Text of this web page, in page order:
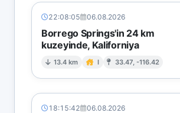
22:08:05 06.08.2026
Borrego Springs'in 24 km
kuzeyinde, Kaliforniya
13.4 km I 33.47, -116.42
18:15:42 06.08.2026